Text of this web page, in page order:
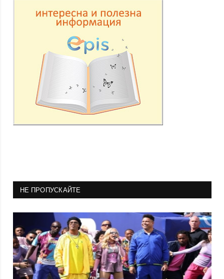
НЕ ПРОПУСКАЙТЕ